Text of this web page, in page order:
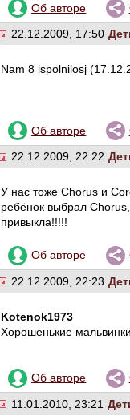
Об авторе
22.12.2009, 17:50
Nam 8 ispolnilosj
Об авторе
22.12.2009, 22:22
У нас тоже Chorus и
ребёнок выбрал
привыкла!!!!!
Об авторе
22.12.2009, 22:23
Kotenok1973
Хорошенькие
Об авторе
11.01.2010, 23:21